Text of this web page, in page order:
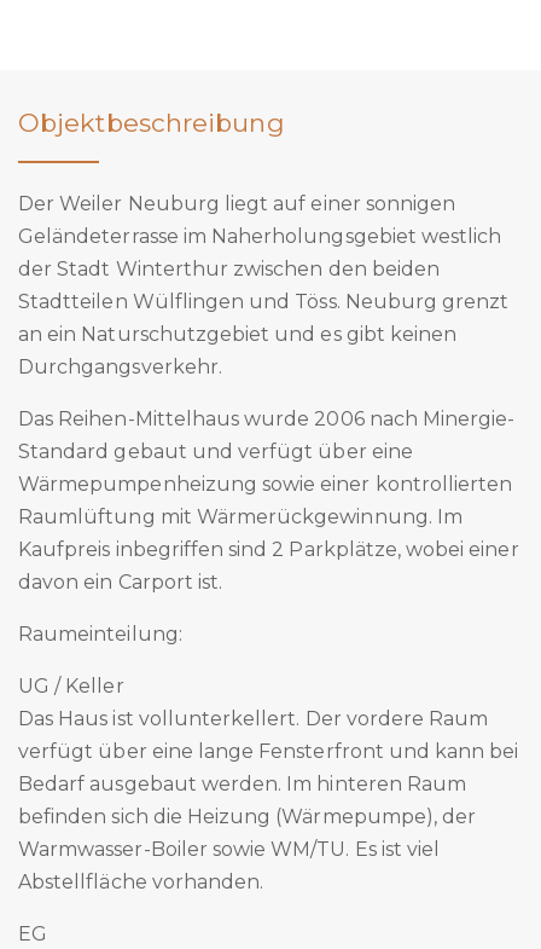
Objektbeschreibung
Der Weiler Neuburg liegt auf einer sonnigen
Geländeterrasse im Naherholungsgebiet westlich
der Stadt Winterthur zwischen den beiden
Stadtteilen Wülflingen und Töss. Neuburg grenzt
an ein Naturschutzgebiet und es gibt keinen
Durchgangsverkehr.
Das Reihen-Mittelhaus wurde 2006 nach Minergie-
Standard gebaut und verfügt über eine
Wärmepumpenheizung sowie einer kontrollierten
Raumlüftung mit Wärmerückgewinnung. Im
Kaufpreis inbegriffen sind 2 Parkplätze, wobei einer
davon ein Carport ist.
Raumeinteilung:
UG / Keller
Das Haus ist vollunterkellert. Der vordere Raum
verfügt über eine lange Fensterfront und kann bei
Bedarf ausgebaut werden. Im hinteren Raum
befinden sich die Heizung (Wärmepumpe), der
Warmwasser-Boiler sowie WM/TU. Es ist viel
Abstellfläche vorhanden.
EG